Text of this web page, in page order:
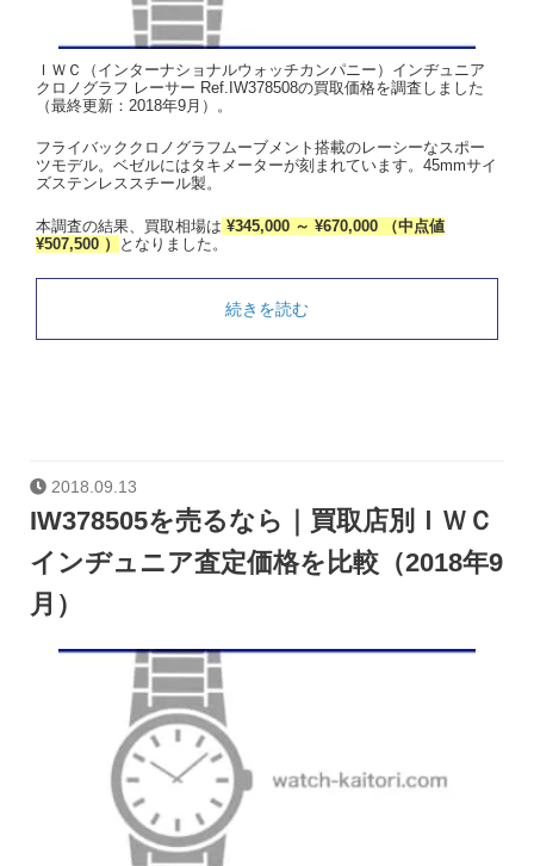
ＩＷＣ（インターナショナルウォッチカンパニー）インヂュニア
クロノグラフ レーサー Ref.IW378508の買取価格を調査しました
（最終更新：2018年9月）。
フライバッククロノグラフムーブメント搭載のレーシーなスポー
ツモデル。ベゼルにはタキメーターが刻まれています。45mmサイ
ズステンレススチール製。
本調査の結果、買取相場は ¥345,000 ～ ¥670,000 （中点値
¥507,500 ）
となりました。
続きを読む
2018.09.13
IW378505を売るなら｜買取店別ＩＷＣ
インヂュニア査定価格を比較（2018年9
月）